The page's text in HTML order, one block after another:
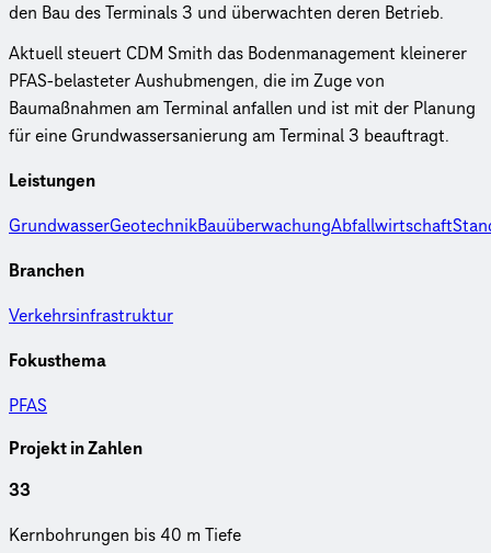
den Bau des Terminals 3 und überwachten deren Betrieb.
Aktuell steuert CDM Smith das Bodenmanagement kleinerer
PFAS-belasteter Aushubmengen, die im Zuge von
Baumaßnahmen am Terminal anfallen und ist mit der Planung
für eine Grundwassersanierung am Terminal 3 beauftragt.
Leistungen
GrundwasserGeotechnikBauüberwachungAbfallwirtschaft
Branchen
Verkehrsinfrastruktur
Fokusthema
PFAS
Projekt in Zahlen
33
Kern­boh­run­gen bis 40 m Tiefe